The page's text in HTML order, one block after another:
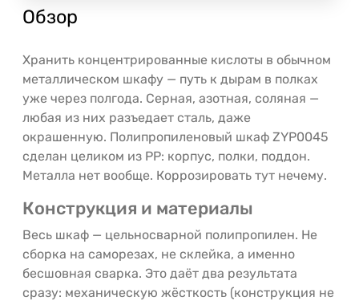
Обзор
Хранить концентрированные кислоты в обычном
металлическом шкафу — путь к дырам в полках
уже через полгода. Серная, азотная, соляная —
любая из них разъедает сталь, даже
окрашенную. Полипропиленовый шкаф ZYP0045
сделан целиком из PP: корпус, полки, поддон.
Металла нет вообще. Коррозировать тут нечему.
Конструкция и материалы
Весь шкаф — цельносварной полипропилен. Не
сборка на саморезах, не склейка, а именно
бесшовная сварка. Это даёт два результата
сразу: механическую жёсткость (конструкция не